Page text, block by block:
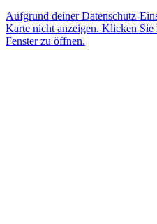
Aufgrund deiner Datenschutz-
Karte nicht anzeigen. Klicken Sie
Fenster zu öffnen.